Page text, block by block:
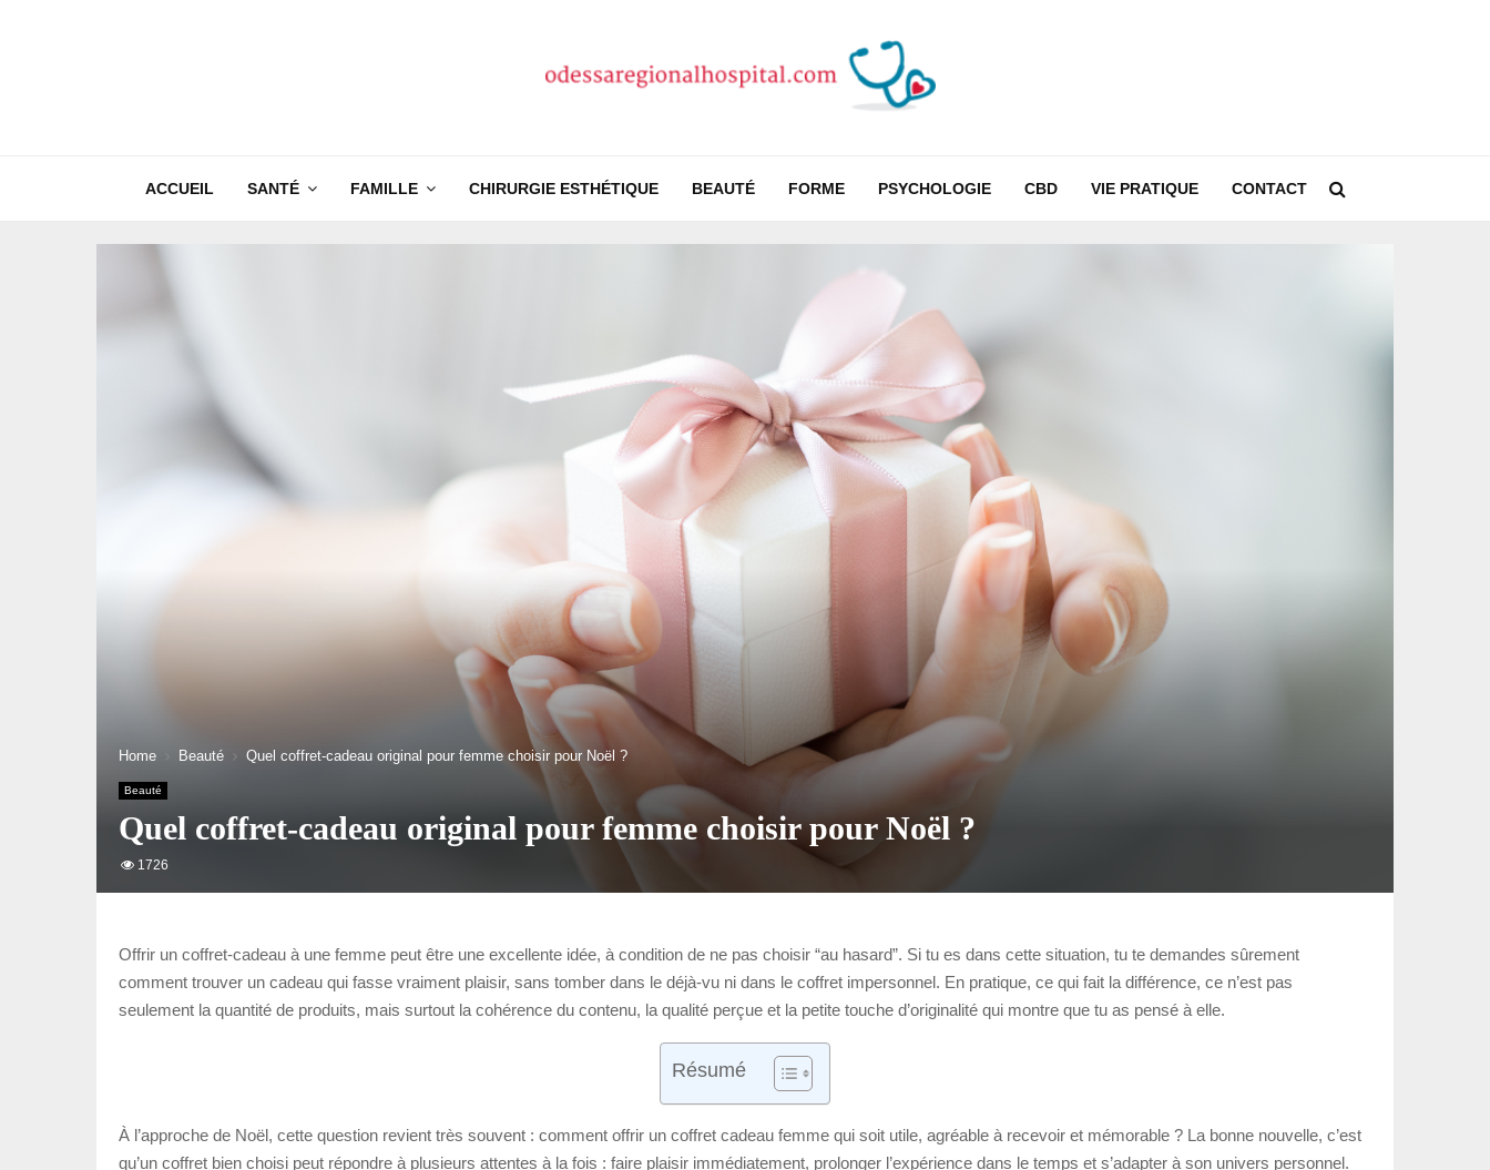
ACCUEIL SANTÉ FAMILLE CHIRURGIE ESTHÉTIQUE BEAUTÉ FORME PSYCHOLOGIE CBD VIE PRATIQUE CONTACT
Home Beauté Quel coffret-cadeau original pour femme choisir pour Noël ?
Beauté
Quel coffret-cadeau original pour femme choisir pour Noël ?
1726
Offrir un coffret-cadeau à une femme peut être une excellente idée, à condition de ne pas choisir “au hasard”. Si tu es dans cette situation, tu te demandes sûrement
comment trouver un cadeau qui fasse vraiment plaisir, sans tomber dans le déjà-vu ni dans le coffret impersonnel. En pratique, ce qui fait la différence, ce n’est pas
seulement la quantité de produits, mais surtout la cohérence du contenu, la qualité perçue et la petite touche d’originalité qui montre que tu as pensé à elle.
Résumé
À l’approche de Noël, cette question revient très souvent : comment offrir un coffret cadeau femme qui soit utile, agréable à recevoir et mémorable ? La bonne nouvelle, c’est
qu’un coffret bien choisi peut répondre à plusieurs attentes à la fois : faire plaisir immédiatement, prolonger l’expérience dans le temps et s’adapter à son univers personnel.